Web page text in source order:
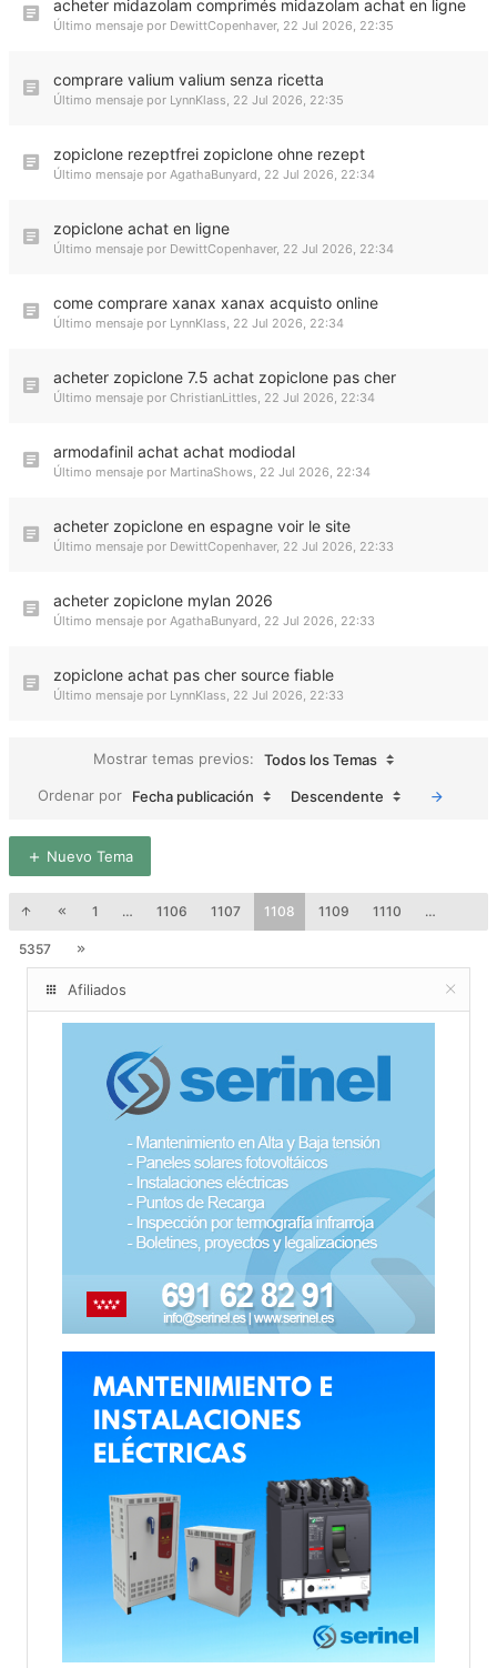
acheter midazolam comprimés midazolam achat en ligne
Último mensaje por DewittCopenhaver, 22 Jul 2026, 22:35
comprare valium valium senza ricetta
Último mensaje por LynnKlass, 22 Jul 2026, 22:35
zopiclone rezeptfrei zopiclone ohne rezept
Último mensaje por AgathaBunyard, 22 Jul 2026, 22:34
zopiclone achat en ligne
Último mensaje por DewittCopenhaver, 22 Jul 2026, 22:34
come comprare xanax xanax acquisto online
Último mensaje por LynnKlass, 22 Jul 2026, 22:34
acheter zopiclone 7.5 achat zopiclone pas cher
Último mensaje por ChristianLittles, 22 Jul 2026, 22:34
armodafinil achat achat modiodal
Último mensaje por MartinaShows, 22 Jul 2026, 22:34
acheter zopiclone en espagne voir le site
Último mensaje por DewittCopenhaver, 22 Jul 2026, 22:33
acheter zopiclone mylan 2026
Último mensaje por AgathaBunyard, 22 Jul 2026, 22:33
zopiclone achat pas cher source fiable
Último mensaje por LynnKlass, 22 Jul 2026, 22:33
Mostrar temas previos:
Todos los Temas
Ordenar por
Fecha publicación Descendente
Nuevo Tema
1 … 1106 1107 1108 1109 1110 …
5357
Afiliados